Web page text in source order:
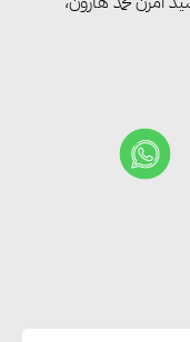
لتوفير
تعزيز